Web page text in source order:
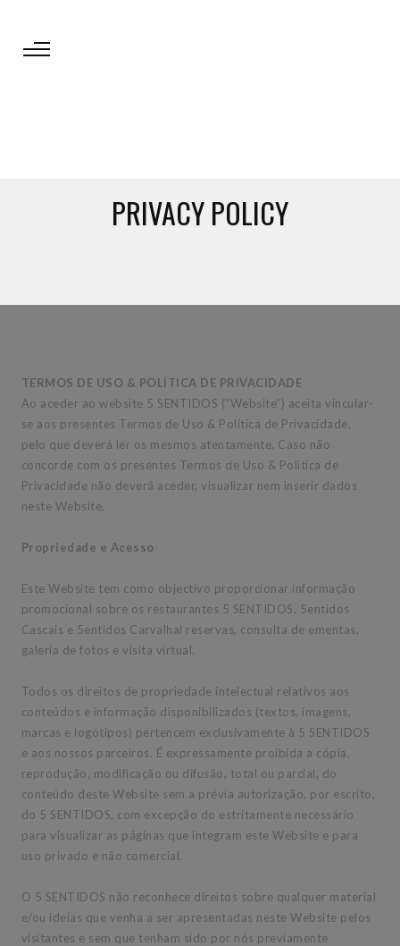
PRIVACY POLICY
TERMOS DE USO & POLÍTICA DE PRIVACIDADE
Ao aceder ao website 5 SENTIDOS (“Website”) aceita vincular-
se aos presentes Termos de Uso & Política de Privacidade,
pelo que deverá ler os mesmos atentamente. Caso não
concorde com os presentes Termos de Uso & Política de
Privacidade não deverá aceder, visualizar nem inserir dados
neste Website.
Propriedade e Acesso
Este Website tem como objectivo proporcionar informação
promocional sobre os restaurantes 5 SENTIDOS, 5entidos
Cascais e 5entidos Carvalhal reservas, consulta de ementas,
galeria de fotos e visita virtual.
Todos os direitos de propriedade intelectual relativos aos
conteúdos e informação disponibilizados (textos, imagens,
marcas e logótipos) pertencem exclusivamente à 5 SENTIDOS
e aos nossos parceiros. É expressamente proibida a cópia,
reprodução, modificação ou difusão, total ou parcial, do
conteúdo deste Website sem a prévia autorização, por escrito,
do 5 SENTIDOS, com excepção do estritamente necessário
para visualizar as páginas que integram este Website e para
uso privado e não comercial.
O 5 SENTIDOS não reconhece direitos sobre qualquer material
e/ou ideias que venha a ser apresentadas neste Website pelos
visitantes e sem que tenham sido por nós previamente